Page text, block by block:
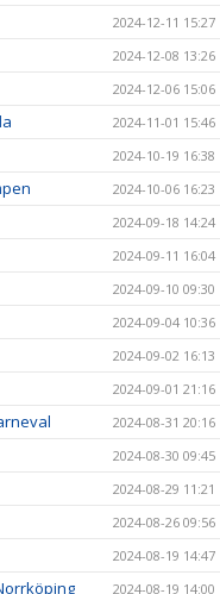
2024-12-11 15:27
2024-12-08 13:26
2024-12-06 15:06
2024-11-01 15:46
2024-10-19 16:38
2024-10-06 16:23
2024-09-18 14:24
2024-09-11 16:04
2024-09-10 09:30
2024-09-04 10:36
2024-09-02 16:13
2024-09-01 21:16
2024-08-31 20:16
2024-08-30 09:45
2024-08-29 11:21
2024-08-26 09:56
2024-08-19 14:47
2024-08-19 14:00